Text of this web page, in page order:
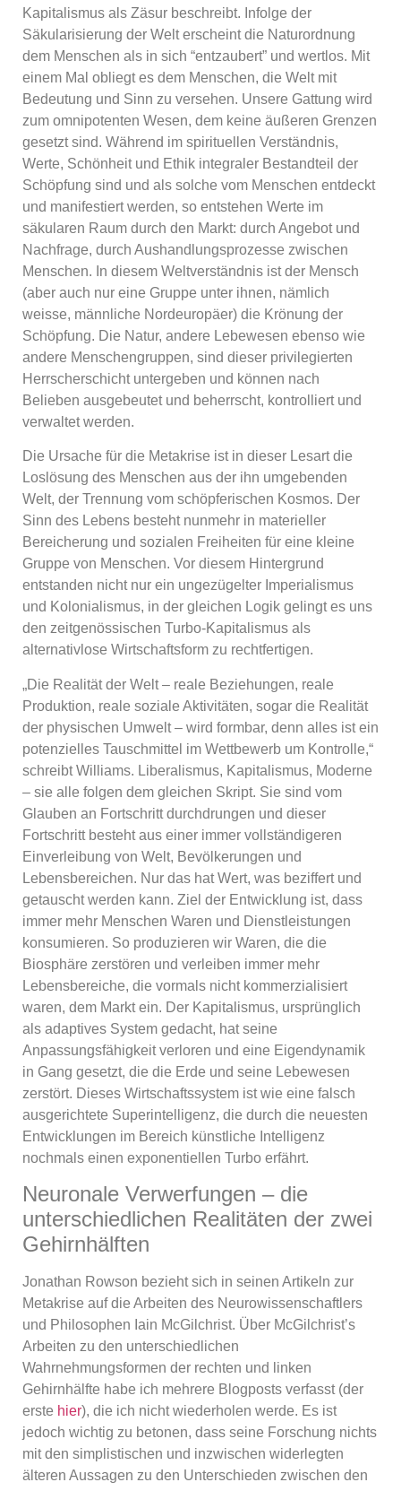
Kapitalismus als Zäsur beschreibt. Infolge der
Säkularisierung der Welt erscheint die Naturordnung
dem Menschen als in sich “entzaubert” und wertlos. Mit
einem Mal obliegt es dem Menschen, die Welt mit
Bedeutung und Sinn zu versehen. Unsere Gattung wird
zum omnipotenten Wesen, dem keine äußeren Grenzen
gesetzt sind. Während im spirituellen Verständnis,
Werte, Schönheit und Ethik integraler Bestandteil der
Schöpfung sind und als solche vom Menschen entdeckt
und manifestiert werden, so entstehen Werte im
säkularen Raum durch den Markt: durch Angebot und
Nachfrage, durch Aushandlungsprozesse zwischen
Menschen. In diesem Weltverständnis ist der Mensch
(aber auch nur eine Gruppe unter ihnen, nämlich
weisse, männliche Nordeuropäer) die Krönung der
Schöpfung. Die Natur, andere Lebewesen ebenso wie
andere Menschengruppen, sind dieser privilegierten
Herrscherschicht untergeben und können nach
Belieben ausgebeutet und beherrscht, kontrolliert und
verwaltet werden.
Die Ursache für die Metakrise ist in dieser Lesart die
Loslösung des Menschen aus der ihn umgebenden
Welt, der Trennung vom schöpferischen Kosmos. Der
Sinn des Lebens besteht nunmehr in materieller
Bereicherung und sozialen Freiheiten für eine kleine
Gruppe von Menschen. Vor diesem Hintergrund
entstanden nicht nur ein ungezügelter Imperialismus
und Kolonialismus, in der gleichen Logik gelingt es uns
den zeitgenössischen Turbo-Kapitalismus als
alternativlose Wirtschaftsform zu rechtfertigen.
„Die Realität der Welt – reale Beziehungen, reale
Produktion, reale soziale Aktivitäten, sogar die Realität
der physischen Umwelt – wird formbar, denn alles ist ein
potenzielles Tauschmittel im Wettbewerb um Kontrolle,“
schreibt Williams. Liberalismus, Kapitalismus, Moderne
– sie alle folgen dem gleichen Skript. Sie sind vom
Glauben an Fortschritt durchdrungen und dieser
Fortschritt besteht aus einer immer vollständigeren
Einverleibung von Welt, Bevölkerungen und
Lebensbereichen. Nur das hat Wert, was beziffert und
getauscht werden kann. Ziel der Entwicklung ist, dass
immer mehr Menschen Waren und Dienstleistungen
konsumieren. So produzieren wir Waren, die die
Biosphäre zerstören und verleiben immer mehr
Lebensbereiche, die vormals nicht kommerzialisiert
waren, dem Markt ein. Der Kapitalismus, ursprünglich
als adaptives System gedacht, hat seine
Anpassungsfähigkeit verloren und eine Eigendynamik
in Gang gesetzt, die die Erde und seine Lebewesen
zerstört. Dieses Wirtschaftssystem ist wie eine falsch
ausgerichtete Superintelligenz, die durch die neuesten
Entwicklungen im Bereich künstliche Intelligenz
nochmals einen exponentiellen Turbo erfährt.
Neuronale Verwerfungen – die
unterschiedlichen Realitäten der zwei
Gehirnhälften
Jonathan Rowson bezieht sich in seinen Artikeln zur
Metakrise auf die Arbeiten des Neurowissenschaftlers
und Philosophen Iain McGilchrist. Über McGilchrist’s
Arbeiten zu den unterschiedlichen
Wahrnehmungsformen der rechten und linken
Gehirnhälfte habe ich mehrere Blogposts verfasst (der
erste hier), die ich nicht wiederholen werde. Es ist
jedoch wichtig zu betonen, dass seine Forschung nichts
mit den simplistischen und inzwischen widerlegten
älteren Aussagen zu den Unterschieden zwischen den